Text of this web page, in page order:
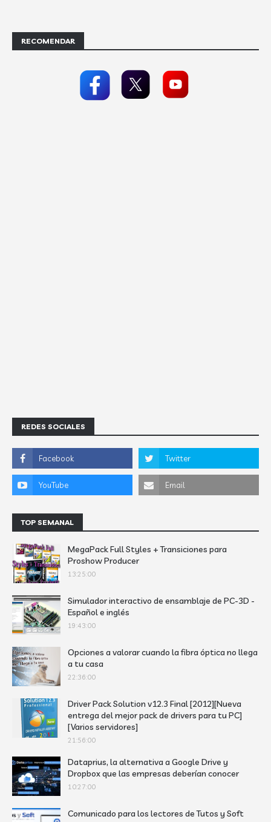
RECOMENDAR
REDES SOCIALES
TOP SEMANAL
MegaPack Full Styles + Transiciones para
Proshow Producer
13:25:00
Simulador interactivo de ensamblaje de PC-3D -
Español e inglés
19:43:00
Opciones a valorar cuando la fibra óptica no llega
a tu casa
22:36:00
Driver Pack Solution v12.3 Final [2012][Nueva
entrega del mejor pack de drivers para tu PC]
[Varios servidores]
21:56:00
Dataprius, la alternativa a Google Drive y
Dropbox que las empresas deberían conocer
10:27:00
Comunicado para los lectores de Tutos y Soft